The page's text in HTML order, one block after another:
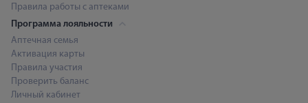
Правила работы с аптеками
Программа лояльности
Аптечная семья
Активация карты
Правила участия
Проверить баланс
Личный кабинет